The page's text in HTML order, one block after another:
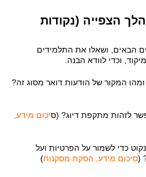
הצפייה (נקודות
הבאים, ושאלו את התלמידים
וכדי לוודא הבנה.
זבל", ומהו המקור של הודעות דואר מסוג זה?
יכום מידע,
לנקוט כדי לשמור על הפרטיות ועל
(סיכום מידע, הסקת מסקנות)